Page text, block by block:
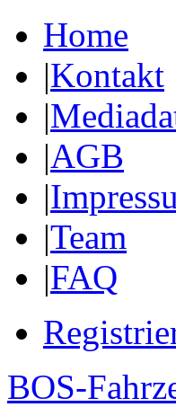
Home
|Kontakt
|
|AGB
|
|Team
|FAQ
BOS-